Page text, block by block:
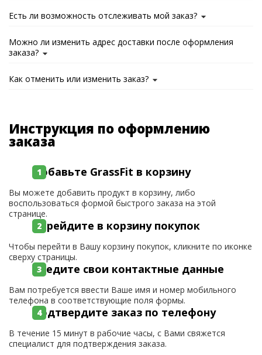
Есть ли возможность отслеживать мой заказ?
Можно ли изменить адрес доставки после оформления
заказа?
Как отменить или изменить заказ?
Инструкция по оформлению
заказа
Добавьте GrassFit в корзину
Вы можете добавить продукт в корзину, либо
воспользоваться формой быстрого заказа на этой
странице.
Перейдите в корзину покупок
Чтобы перейти в Вашу корзину покупок, кликните по иконке
сверху страницы.
Введите свои контактные данные
Вам потребуется ввести Ваше имя и номер мобильного
телефона в соответствующие поля формы.
Подтвердите заказ по телефону
В течение 15 минут в рабочие часы, с Вами свяжется
специалист для подтверждения заказа.